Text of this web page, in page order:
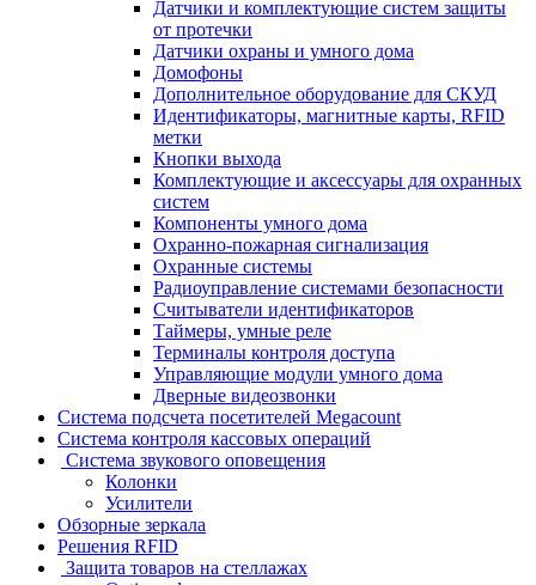
Датчики и комплектующие систем защиты
от протечки
Датчики охраны и умного дома
Домофоны
Дополнительное оборудование для СКУД
Идентификаторы, магнитные карты, RFID
метки
Кнопки выхода
Комплектующие и аксессуары для охранных
систем
Компоненты умного дома
Охранно-пожарная сигнализация
Охранные системы
Радиоуправление системами безопасности
Считыватели идентификаторов
Таймеры, умные реле
Терминалы контроля доступа
Управляющие модули умного дома
Дверные видеозвонки
Система подсчета посетителей Megacount
Система контроля кассовых операций
Система звукового оповещения
Колонки
Усилители
Обзорные зеркала
Решения RFID
Защита товаров на стеллажах